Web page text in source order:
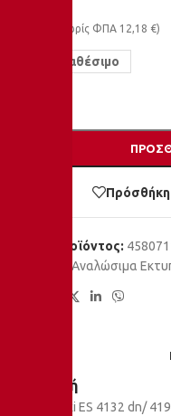
(χωρίς ΦΠΑ 12,18 €)
Άμεσα Διαθέσιμο
Πρόσθήκη
Κωδικός προϊόντος:
Αναλώσιμα
Περιγραφή
For use in Oki ES 4132 dn/